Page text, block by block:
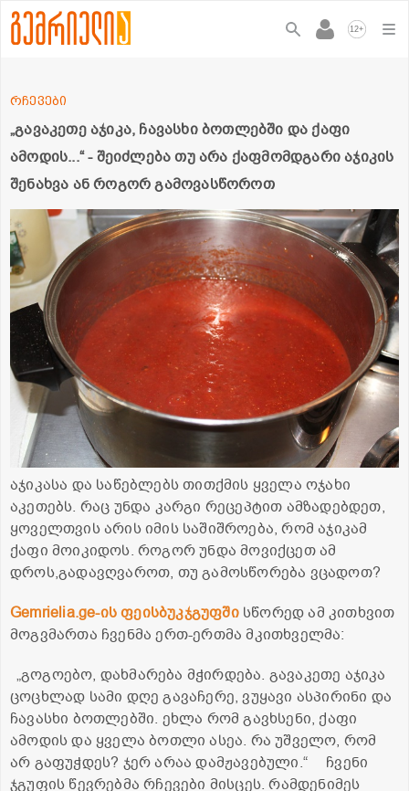
12+
„გავაკეთე აჯიკა, ჩავასხი ბოთლებში და ქაფი
ამოდის...“ - შეიძლება თუ არა ქაფმომდგარი აჯიკის
შენახვა ან როგორ გამოვასწოროთ
რჩევები
აჯიკასა და საწებლებს თითქმის ყველა ოჯახი
აკეთებს. რაც უნდა კარგი რეცეპტით ამზადებდეთ,
ყოველთვის არის იმის საშიშროება, რომ აჯიკამ
ქაფი მოიკიდოს. როგორ უნდა მოვიქცეთ ამ
დროს,გადავღვაროთ, თუ გამოსწორება ვცადოთ?
Gemrielia.ge-ის ფეისბუკჯგუფშისწორედ ამ კითხვით
მოგვმართა ჩვენმა ერთ-ერთმა მკითხველმა:
„გოგოებო, დახმარება მჭირდება. გავაკეთე აჯიკა
ცოცხლად სამი დღე გავაჩერე, ვუყავი ასპირინი და
ჩავასხი ბოთლებში. ეხლა რომ გავხსენი, ქაფი
ამოდის და ყველა ბოთლი ასეა. რა უშველო, რომ
არ გაფუჭდეს? ჯერ არაა დამჟავებული.“
ჩვენი
ჯგუფის წევრებმა რჩევები მისცეს. რამდენიმეს